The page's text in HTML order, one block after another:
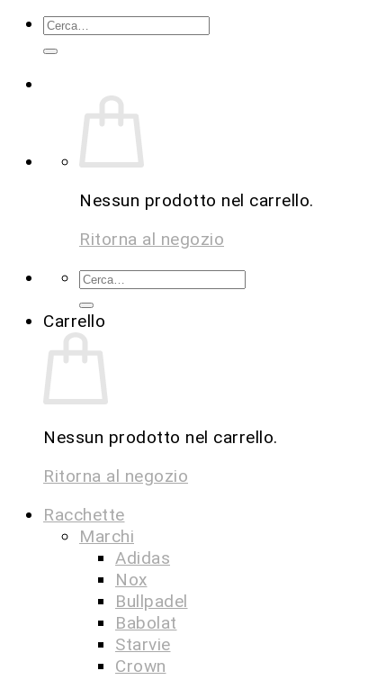
Nessun prodotto nel carrello.
Ritorna al negozio
Carrello
Nessun prodotto nel carrello.
Ritorna al negozio
Racchette
Marchi
Adidas
Nox
Bullpadel
Babolat
Starvie
Crown